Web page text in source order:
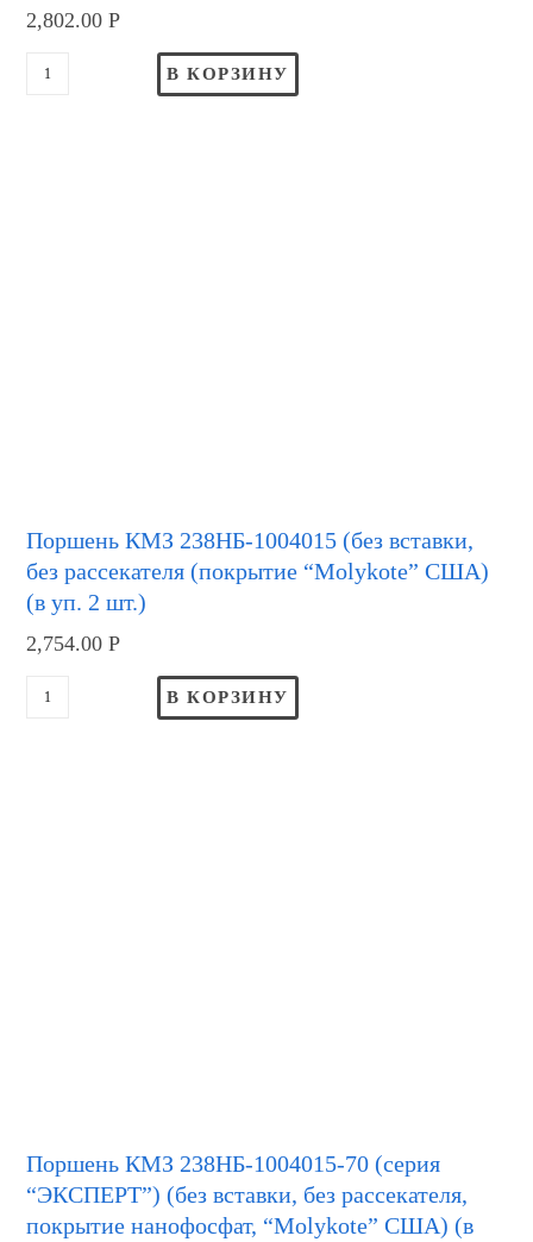
2,802.00Р
В КОРЗИНУ
Поршень КМЗ 238НБ-1004015 (без вставки,
без рассекателя (покрытие “Molykote” США)
(в уп. 2 шт.)
2,754.00Р
В КОРЗИНУ
Поршень КМЗ 238НБ-1004015-70 (серия
“ЭКСПЕРТ”) (без вставки, без рассекателя,
покрытие нанофосфат, “Molykote” США) (в